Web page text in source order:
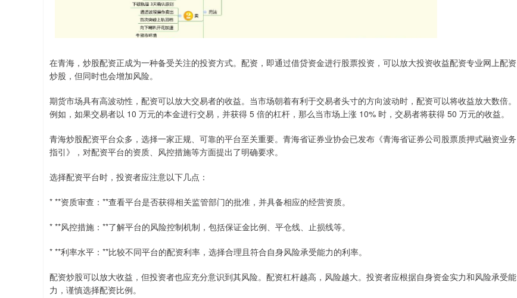
在青海，炒股配资正成为一种备受关注的投资方式。配资，即通过借贷资金进行股票投资，可以放大投资收益配资专业网上配资
炒股，但同时也会增加风险。
期货市场具有高波动性，配资可以放大交易者的收益。当市场朝着有利于交易者头寸的方向波动时，配资可以将收益放大数倍。
例如，如果交易者以 10 万元的本金进行交易，并获得 5 倍的杠杆，那么当市场上涨 10% 时，交易者将获得 50 万元的收益。
青海炒股配资平台众多，选择一家正规、可靠的平台至关重要。青海省证券业协会已发布《青海省证券公司股票质押式融资业务
指引》，对配资平台的资质、风控措施等方面提出了明确要求。
选择配资平台时，投资者应注意以下几点：
* **资质审查：**查看平台是否获得相关监管部门的批准，并具备相应的经营资质。
* **风控措施：**了解平台的风险控制机制，包括保证金比例、平仓线、止损线等。
* **利率水平：**比较不同平台的配资利率，选择合理且符合自身风险承受能力的利率。
配资炒股可以放大收益，但投资者也应充分意识到其风险。配资杠杆越高，风险越大。投资者应根据自身资金实力和风险承受能
力，谨慎选择配资比例。